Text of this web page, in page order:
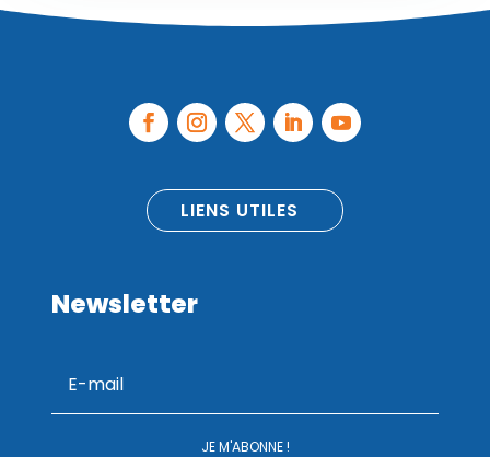
LIENS UTILES
Newsletter
JE M'ABONNE !